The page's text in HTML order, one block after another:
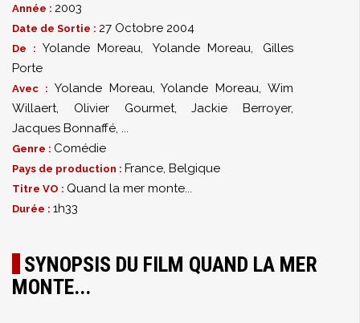
Année : 2003
Date de Sortie : 27 Octobre 2004
De : Yolande Moreau, Yolande Moreau,
Gilles
Porte
Avec : Yolande Moreau,Yolande Moreau,Wim
Willaert, Olivier Gourmet,Jackie Berroyer,
Jacques Bonnaffé, ...
Genre : Comédie
Pays de production : France, Belgique
Titre VO : Quand la mer monte...
Durée : 1h33
SYNOPSIS DU FILM QUAND LA MER
MONTE...